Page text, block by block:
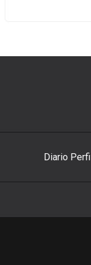
Diario Perfil